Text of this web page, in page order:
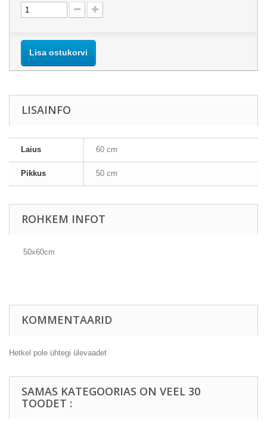
Lisa ostukorvi
LISAINFO
Laius 60 cm
Pikkus 50 cm
ROHKEM INFOT
50x60cm
KOMMENTAARID
Hetkel pole ühtegi ülevaadet
SAMAS KATEGOORIAS ON VEEL 30
TOODET :